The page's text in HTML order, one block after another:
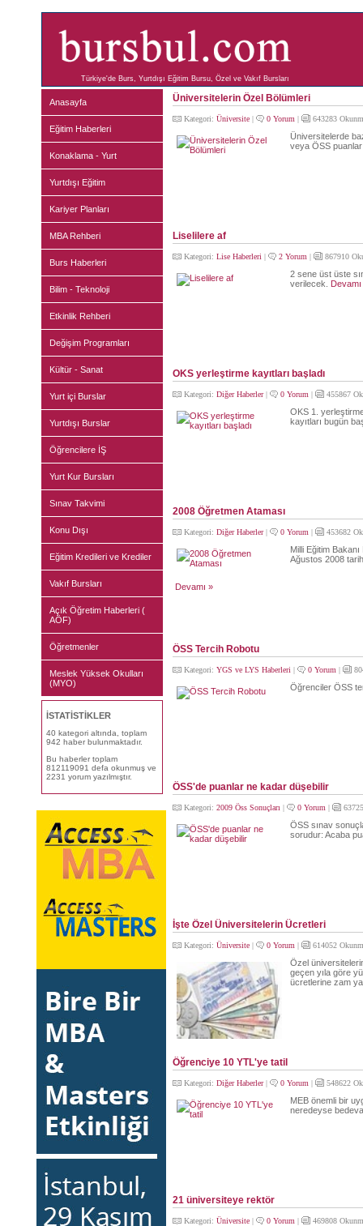
Türkiye'de Burs, Yurtdışı Eğitim Bursu, Özel ve Vakıf Bursları
Anasayfa
Eğitim Haberleri
Konaklama - Yurt
Yurtdışı Eğitim
Kariyer Planları
MBA Rehberi
Burs Haberleri
Bilim - Teknoloji
Etkinlik Rehberi
Değişim Programları
Kültür - Sanat
Yurt içi Burslar
Yurtdışı Burslar
Öğrencilere İŞ
Yurt Kur Bursları
Sınav Takvimi
Konu Dışı
Eğitim Kredileri ve Krediler
Vakıf Bursları
Açık Öğretim Haberleri (
AÖF)
Öğretmenler
Meslek Yüksek Okulları
(MYO)
İSTATİSTİKLER
40 kategori altında, toplam
942 haber bulunmaktadır.
Bu haberler toplam
812119091 defa okunmuş ve
2231 yorum yazılmıştır.
Üniversitelerin Özel Bölümleri
Kategori: Üniversite| 0 Yorum | 643283
Üniversitelerde
veya ÖSS
Liselilere af
Kategori: Lise Haberleri | 2 Yorum | 867910
2 sene üst üste
verilecek.
Devamı
OKS yerleştirme kayıtları başladı
Kategori: Diğer Haberler| 0 Yorum | 455867
OKS 1.
kayıtları bugün
2008 Öğretmen Ataması
Kategori: Diğer Haberler| 0 Yorum | 453682
Milli Eğitim
Ağustos 2008
Devamı »
ÖSS Tercih Robotu
Kategori: YGS ve LYS Haberleri | 0 Yorum |
Öğrenciler ÖSS
ÖSS'de puanlar ne kadar düşebilir
Kategori: 2009 Öss Sonuçları | 0 Yorum |
ÖSS sınav
sorudur: Acaba
İşte Özel Üniversitelerin Ücretleri
Kategori: Üniversite| 0 Yorum | 614052
Özel
geçen yıla göre
ücretlerine zam
Öğrenciye 10 YTL'ye tatil
Kategori: Diğer Haberler| 0 Yorum | 548622
MEB önemli bir
neredeyse
21 üniversiteye rektör
Kategori: Üniversite| 0 Yorum | 469808